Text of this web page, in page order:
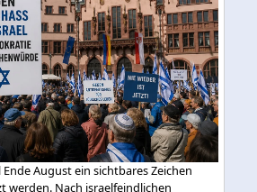
August ein sichtbares Zeichen
werden. Nach israelfeindlichen